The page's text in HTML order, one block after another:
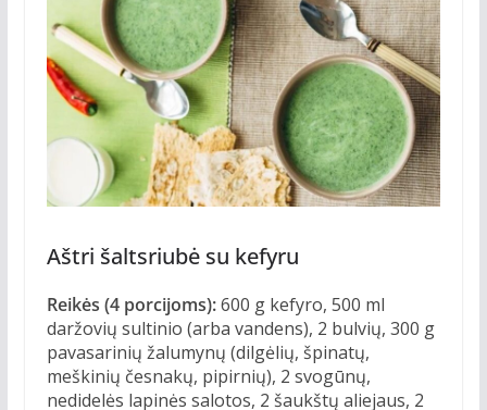
Aštri šaltsriubė su kefyru
Reikės (4 porcijoms):600 g kefyro, 500 ml
daržovių sultinio (arba vandens), 2 bulvių, 300 g
pavasarinių žalumynų (dilgėlių, špinatų,
meškinių česnakų, pipirnių), 2 svogūnų,
nedidelės lapinės salotos, 2 šaukštų aliejaus, 2